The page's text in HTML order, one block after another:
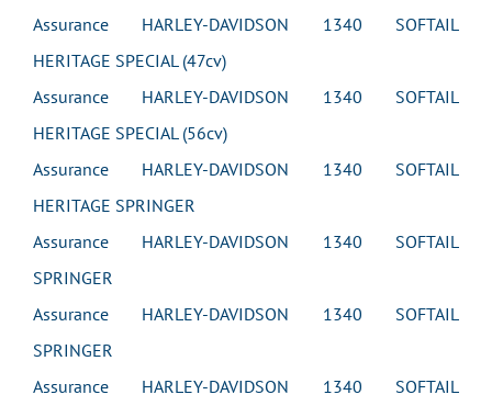
Assurance HARLEY-DAVIDSON 1340 SOFTAIL
HERITAGE SPECIAL (47cv)
Assurance HARLEY-DAVIDSON 1340 SOFTAIL
HERITAGE SPECIAL (56cv)
Assurance HARLEY-DAVIDSON 1340 SOFTAIL
HERITAGE SPRINGER
Assurance HARLEY-DAVIDSON 1340 SOFTAIL
SPRINGER
Assurance HARLEY-DAVIDSON 1340 SOFTAIL
SPRINGER
Assurance HARLEY-DAVIDSON 1340 SOFTAIL